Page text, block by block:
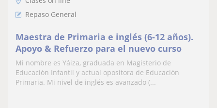
Repaso General
Maestra de Primaria e inglés (6-12 años).
Apoyo & Refuerzo para el nuevo curso
Mi nombre es Yáiza, graduada en Magisterio de
Educación Infantil y actual opositora de Educación
Primaria. Mi nivel de inglés es avanzado (...